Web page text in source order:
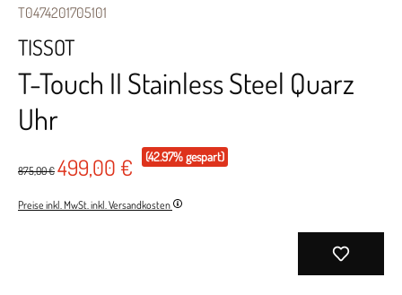
T0474201705101
TISSOT
T-Touch II Stainless Steel Quarz
Uhr
875,00 € 499,00 € (42.97% gespart)
Preise inkl. MwSt. inkl. Versandkosten